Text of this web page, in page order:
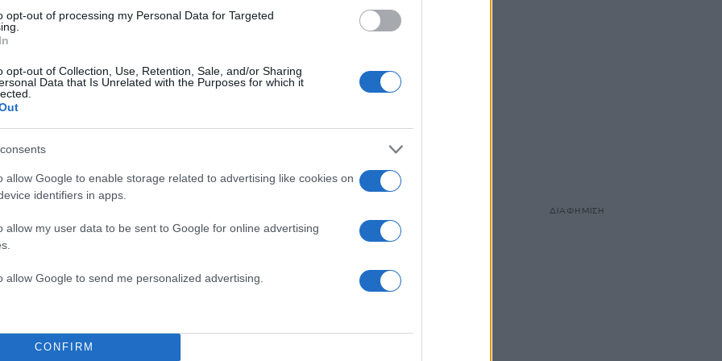
opt-out of processing my Personal Data for Targeted
opt-out of Collection, Use, Retention, Sale, and/or Sharing
Data that Is Unrelated with the Purposes for which it
allow Google to enable storage related to advertising like cookies on
identifiers in apps.
allow my user data to be sent to Google for online advertising
allow Google to send me personalized advertising.
CONFIRM
έκανε λόγο στην κατάθεσή του μηνυτής Γιώργος
ότι υπήρξε οργανωμένη προσπάθεια σπίλωσης της
ΔΙΑΦΗΜΙΣΗ